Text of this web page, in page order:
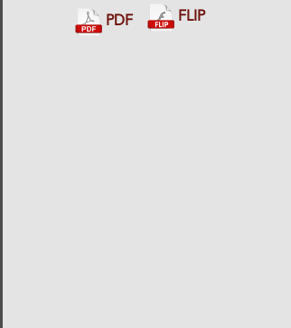
PDF FLIP